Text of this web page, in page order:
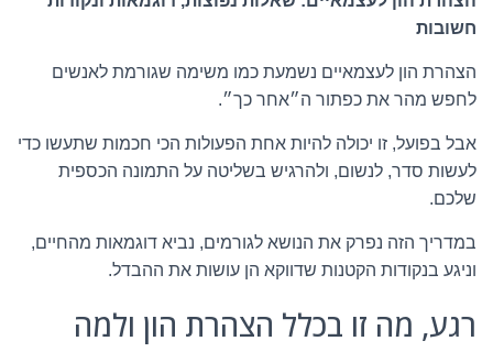
חשובות
הצהרת הון לעצמאיים נשמעת כמו משימה שגורמת לאנשים
לחפש מהר את כפתור ה״אחר כך״.
אבל בפועל, זו יכולה להיות אחת הפעולות הכי חכמות שתעשו כדי
לעשות סדר, לנשום, ולהרגיש בשליטה על התמונה הכספית
שלכם.
במדריך הזה נפרק את הנושא לגורמים, נביא דוגמאות מהחיים,
וניגע בנקודות הקטנות שדווקא הן עושות את ההבדל.
רגע, מה זו בכלל הצהרת הון ולמה